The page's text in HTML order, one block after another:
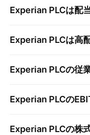
Experian PLCは配
Experian PLCは高
Experian PLCの従
Experian PLCの
Experian PLCの株